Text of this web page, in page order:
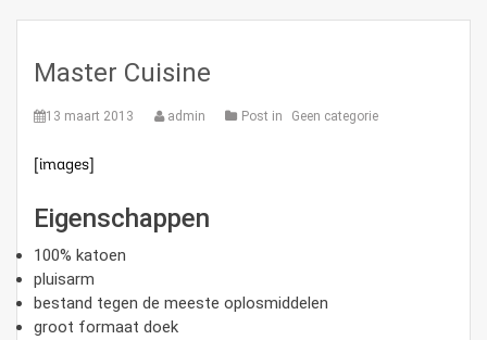
Master Cuisine
13 maart 2013 admin Post in Geen categorie
[images]
Eigenschappen
100% katoen
pluisarm
bestand tegen de meeste oplosmiddelen
groot formaat doek